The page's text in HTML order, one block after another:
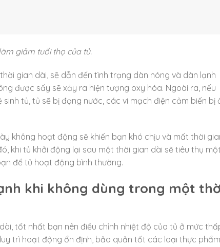
giảm tuổi thọ của tủ.
gian dài, sẽ dẫn đến tình trạng dàn nóng và dàn lạnh
được sấy sẽ xảy ra hiện tượng oxy hóa. Ngoài ra, nếu
tủ, tủ sẽ bị đọng nước, các vi mạch điện cảm biến bị
không hoạt động sẽ khiến bạn khó chịu và mất thời
khi tủ khởi động lại sau một thời gian dài sẽ tiêu thụ một
để tủ hoạt động bình thường.
khi không dùng trong một
tốt nhất bạn nên điều chỉnh nhiệt độ của tủ ở mức
trì hoạt động ổn định, bảo quản tốt các loại thực phẩm,